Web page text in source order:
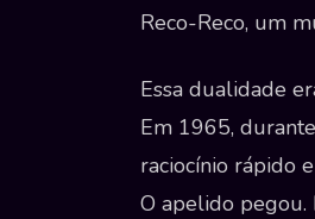
Reco-Reco, um
Essa dualidade
Em 1965,
raciocínio rápido
O apelido pegou.